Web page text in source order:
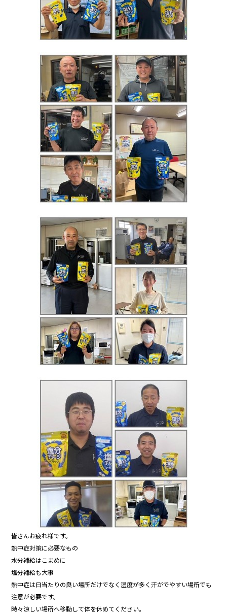
皆さんお疲れ様です。
熱中症対策に必要なもの
水分補給はこまめに
塩分補給も大事
熱中症は日当たりの良い場所だけでなく湿度が多く汗がでやすい場所でも
注意が必要です。
時々涼しい場所へ移動して体を休めてください。